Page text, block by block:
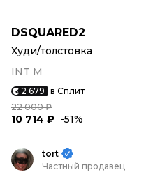
DSQUARED2
Худи/толстовка
INT M
2 679 в Сплит
22 000 ₽
10 714 ₽ -51%
tort
Частный продавец